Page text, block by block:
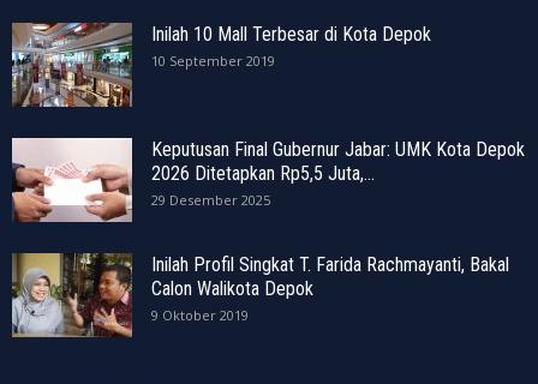
Inilah 10 Mall Terbesar di Kota Depok
10 September 2019
Keputusan Final Gubernur Jabar: UMK Kota Depok
2026 Ditetapkan Rp5,5 Juta,...
29 Desember 2025
Inilah Profil Singkat T. Farida Rachmayanti, Bakal
Calon Walikota Depok
9 Oktober 2019